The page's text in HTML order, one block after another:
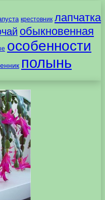
крестовник лапчатка
обыкновенная
особенности
полынь